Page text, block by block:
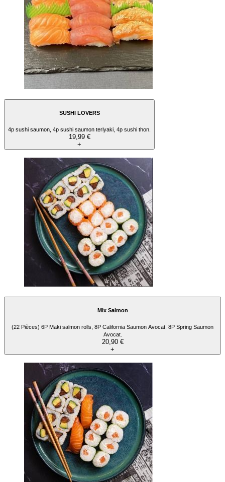
SUSHI LOVERS
4p sushi saumon, 4p sushi saumon teriyaki, 4p sushi thon.
19,99 €
+
Mix Salmon
(22 Pièces) 6P Maki salmon rolls, 8P California Saumon Avocat, 8P Spring Saumon
Avocat.
20,90 €
+